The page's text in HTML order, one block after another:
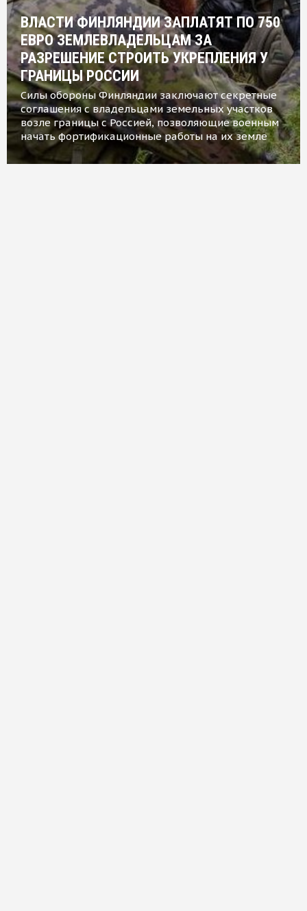
ВЛАСТИ ФИНЛЯНДИИ ЗАПЛАТЯТ ПО 750
ЕВРО ЗЕМЛЕВЛАДЕЛЬЦАМ ЗА
РАЗРЕШЕНИЕ СТРОИТЬ УКРЕПЛЕНИЯ У
ГРАНИЦЫ РОССИИ
Силы обороны Финляндии заключают секретные
соглашения с владельцами земельных участков
возле границы с Россией, позволяющие военным
начать фортификационные работы на их земле